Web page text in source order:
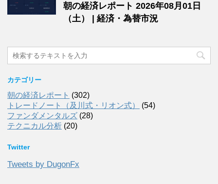
朝の経済レポート 2026年08月01日
（土） | 経済・為替市況
カテゴリー
朝の経済レポート (302)
トレードノート（及川式・リオン式）
(54)
ファンダメンタルズ (28)
テクニカル分析 (20)
Twitter
Tweets by DugonFx